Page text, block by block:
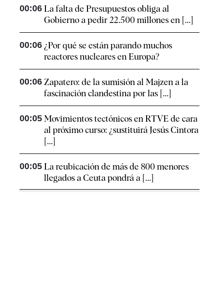
00:06 La falta de Presupuestos obliga al
Gobierno a pedir 22.500 millones en [...]
00:06 ¿Por qué se están parando muchos
reactores nucleares en Europa?
00:06 Zapatero: de la sumisión al Majzen a la
fascinación clandestina por las [...]
00:05 Movimientos tectónicos en RTVE de cara
al próximo curso: ¿sustituirá Jesús Cintora
[...]
00:05 La reubicación de más de 800 menores
llegados a Ceuta pondrá a [...]